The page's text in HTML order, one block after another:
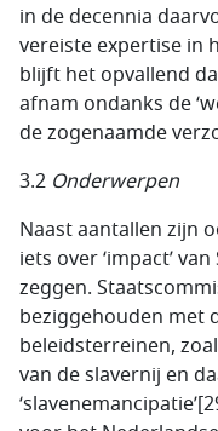
in de decennia
vereiste expertise in
blijft het opvallend
afnam ondanks de
de zogenaamde
3.2 Onderwerpen
Naast aantallen zijn
iets over ‘impact’
zeggen.
beziggehouden met
beleidsterreinen,
van de slavernij en